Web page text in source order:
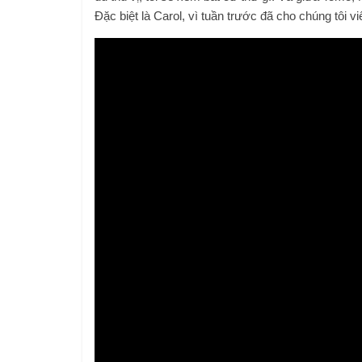
Đặc biệt là Carol, vì tuần trước đã cho chúng tôi